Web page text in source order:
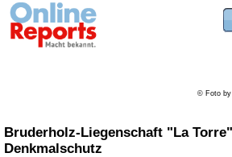
© Foto by
Bruderholz-Liegenschaft "La
Denkmalschutz